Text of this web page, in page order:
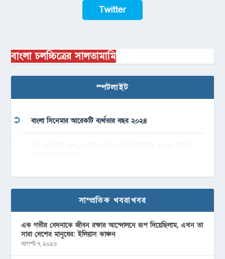
Twitter
বাংলা চলচ্চিত্রের সালতামামি
স্পটলাইট
বাংলা সিনেমার আরেকটি ব্যর্থতার বছর ২০২৪
সাম্প্রতিক খবরাখবর
এক গভীর বেদনাকে জীবন রক্ষার আন্দোলনে রূপ দিয়েছিলাম, এখন তা
সারা দেশের মানুষের: ইলিয়াস কাঞ্চন
আগস্ট ৭, ২০২৬